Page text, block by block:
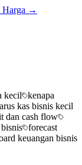
Harga →
kecil
kenapa
kas bisnis kecil
dan cash flow
forecast
keuangan bisnis